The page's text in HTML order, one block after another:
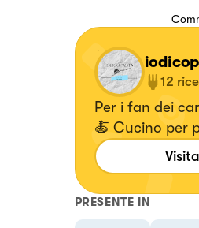
12
Per i fan dei
🍝 Cucino per
PRESENTE IN